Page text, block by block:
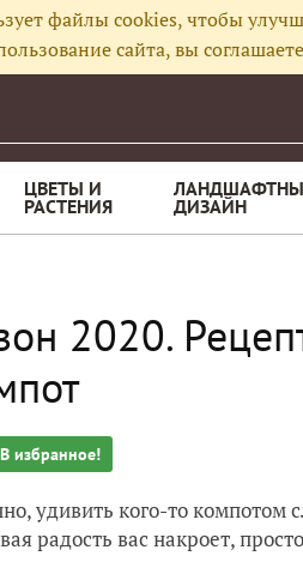
файлы cookies, чтобы
сайта, вы
ЦВЕТЫ И
РАСТЕНИЯ ДИЗАЙН
2020.
В избранное!
удивить кого-то компотом
радость вас накроет,